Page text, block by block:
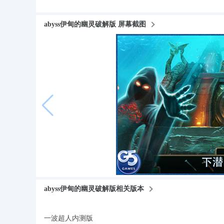
abyss伊甸的幽灵破解版 屏幕截图
abyss伊甸的幽灵破解版相关版本
一波超人内测版